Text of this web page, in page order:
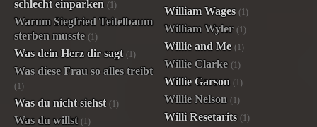
schlecht einparken (1)
Warum Siegfried Teitelbaum
sterben musste (1)
Was dein Herz dir sagt (1)
Was diese Frau so alles treibt
(1)
Was du nicht siehst (1)
Was du willst (1)
William Wages (1)
William Wyler (1)
Willie and Me (1)
Willie Clarke (1)
Willie Garson (1)
Willie Nelson (1)
Willi Resetarits (1)